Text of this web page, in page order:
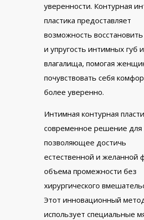
уверенности. Контурная
пластика предоставляет
возможность восстановить
и упругость интимных губ и
влагалища, помогая
почувствовать себя
более уверенно.
Интимная контурная
современное решение
позволяющее достичь
естественной и желанной
объема промежности без
хирургического
Этот инновационный
использует специальные